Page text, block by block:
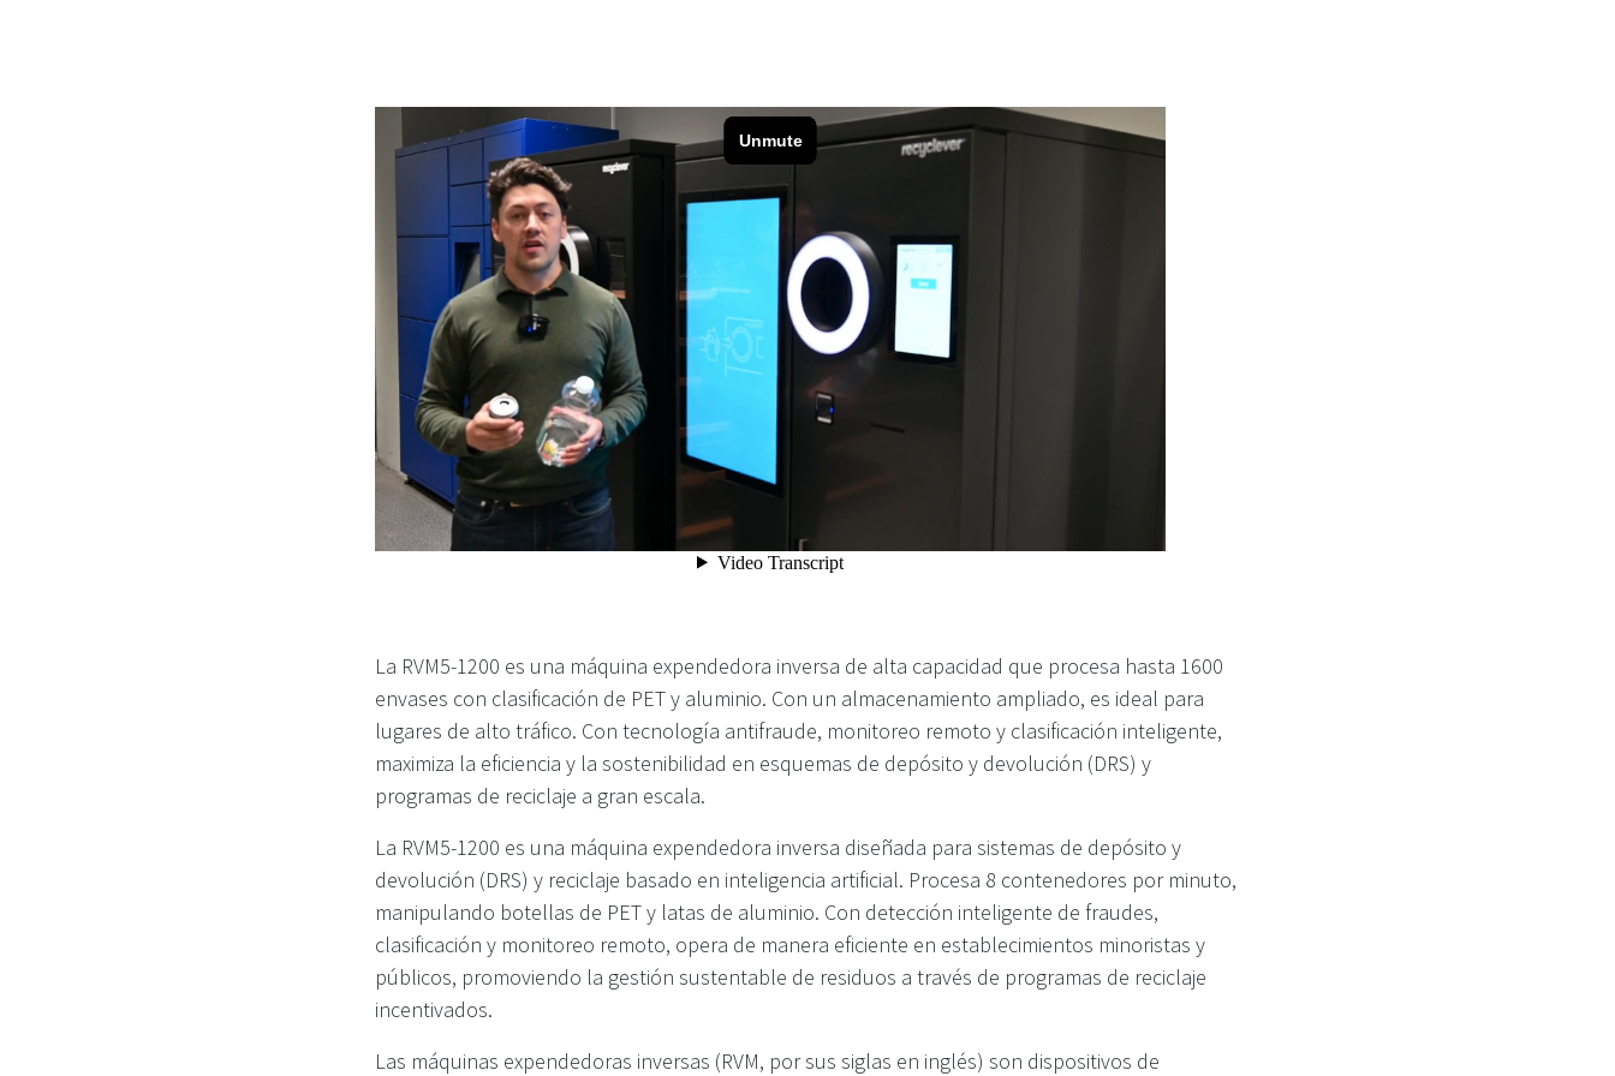
La RVM5-1200 es una máquina expendedora inversa de alta capacidad que procesa hasta 1600
envases con clasificación de PET y aluminio. Con un almacenamiento ampliado, es ideal para
lugares de alto tráfico. Con tecnología antifraude, monitoreo remoto y clasificación inteligente,
maximiza la eficiencia y la sostenibilidad en esquemas de depósito y devolución (DRS) y
programas de reciclaje a gran escala.
La RVM5-1200 es una máquina expendedora inversa diseñada para sistemas de depósito y
devolución (DRS) y reciclaje basado en inteligencia artificial. Procesa 8 contenedores por minuto,
manipulando botellas de PET y latas de aluminio. Con detección inteligente de fraudes,
clasificación y monitoreo remoto, opera de manera eficiente en establecimientos minoristas y
públicos, promoviendo la gestión sustentable de residuos a través de programas de reciclaje
incentivados.
Las máquinas expendedoras inversas (RVM, por sus siglas en inglés) son dispositivos de